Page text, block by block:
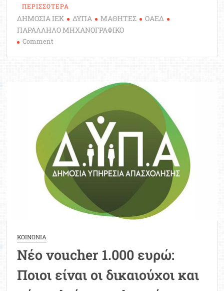
ΠΕΡΙΣΣΟΤΕΡΑ
ΔΗΜΟΣΙΑ ΙΕΚ ΔΥΠΑ ΜΑΘΗΤΕΣ
ΟΑΕΔ
ΠΑΡΑΛΛΗΛΟ ΜΗΧΑΝΟΓΡΑΦΙΚΟ
Comment
δημόσια
ΙΕΚ
ΟΑΕΔ
–
ΔΥΠΑ
–
Τα
δικαιολογητικά
ΚΟΙΝΩΝΙΑ
Νέο voucher 1.000 ευρώ:
Ποιοι είναι οι δικαιούχοι και